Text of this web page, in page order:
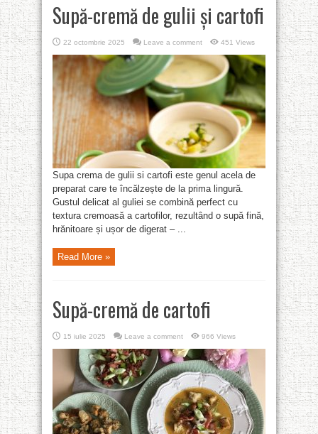
Supă-cremă de gulii și cartofi
22 octombrie 2025 Leave a comment 451 Views
Supa crema de gulii si cartofi este genul acela de
preparat care te încălzește de la prima lingură.
Gustul delicat al guliei se combină perfect cu
textura cremoasă a cartofilor, rezultând o supă fină,
hrănitoare și ușor de digerat – ...
Read More »
Supă-cremă de cartofi
15 iulie 2025 Leave a comment 966 Views